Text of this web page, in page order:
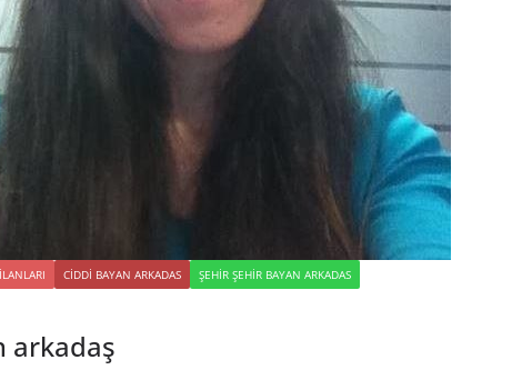
CIDDI BAYAN ARKADAS ŞEHIR ŞEHIR BAYAN ARKADAS
arkadaş